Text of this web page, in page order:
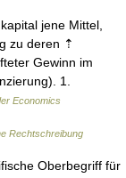
jene Mittel,
zu deren ⇡
Gewinn im
1.
Economics
Rechtschreibung
Oberbegriff für